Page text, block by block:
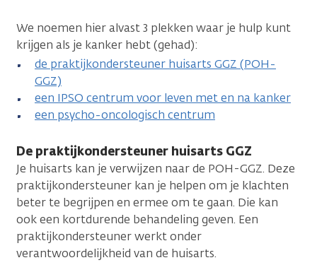
We noemen hier alvast 3 plekken waar je hulp kunt
krijgen als je kanker hebt (gehad):
de praktijkondersteuner huisarts GGZ (POH-
GGZ)
een IPSO centrum voor leven met en na kanker
een psycho-oncologisch centrum
De praktijkondersteuner huisarts GGZ
Je huisarts kan je verwijzen naar de POH-GGZ. Deze
praktijkondersteuner kan je helpen om je klachten
beter te begrijpen en ermee om te gaan. Die kan
ook een kortdurende behandeling geven. Een
praktijkondersteuner werkt onder
verantwoordelijkheid van de huisarts.